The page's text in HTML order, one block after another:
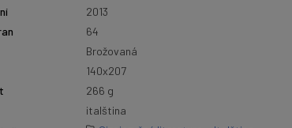
2013
64
Brožovaná
140x207
266 g
italština